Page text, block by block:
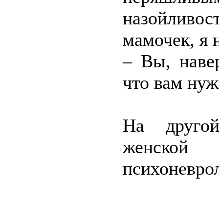
мамочек, я
– Вы,
что вам
На
женской